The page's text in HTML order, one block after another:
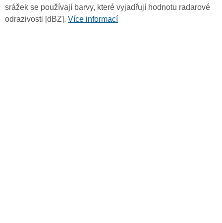
srážek se používají barvy, které vyjadřují hodnotu radarové
odrazivosti [dBZ]. Více informací